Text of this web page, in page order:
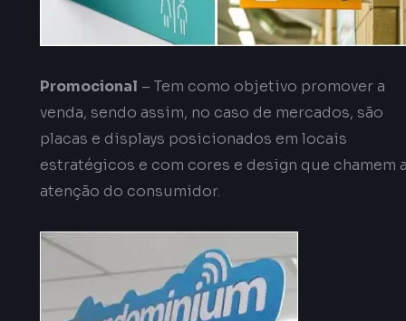
Promocional – Tem como objetivo promover a
venda, sendo assim, no caso de mercados, são
placas e displays posicionados em locais
estratégicos e com cores e design que chamem
atenção do consumidor.